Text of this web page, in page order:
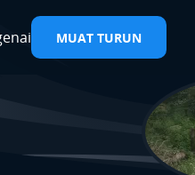
MUAT TURUN